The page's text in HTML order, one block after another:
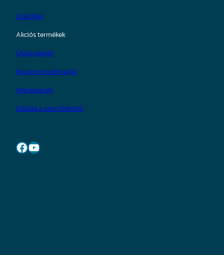
Szállítás
Akciós termékek
Újdonságok
Hasznos tudnivalók
Impresszum
Elállás a szerződéstől
Facebook YouTube